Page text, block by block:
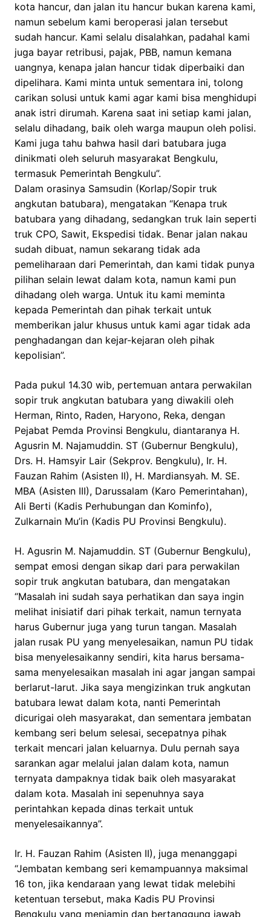
kota hancur, dan jalan itu hancur bukan karena kami,
namun sebelum kami beroperasi jalan tersebut
sudah hancur. Kami selalu disalahkan, padahal kami
juga bayar retribusi, pajak, PBB, namun kemana
uangnya, kenapa jalan hancur tidak diperbaiki dan
dipelihara. Kami minta untuk sementara ini, tolong
carikan solusi untuk kami agar kami bisa menghidupi
anak istri dirumah. Karena saat ini setiap kami jalan,
selalu dihadang, baik oleh warga maupun oleh polisi.
Kami juga tahu bahwa hasil dari batubara juga
dinikmati oleh seluruh masyarakat Bengkulu,
termasuk Pemerintah Bengkulu”.
Dalam orasinya Samsudin (Korlap/Sopir truk
angkutan batubara), mengatakan “Kenapa truk
batubara yang dihadang, sedangkan truk lain seperti
truk CPO, Sawit, Ekspedisi tidak. Benar jalan nakau
sudah dibuat, namun sekarang tidak ada
pemeliharaan dari Pemerintah, dan kami tidak punya
pilihan selain lewat dalam kota, namun kami pun
dihadang oleh warga. Untuk itu kami meminta
kepada Pemerintah dan pihak terkait untuk
memberikan jalur khusus untuk kami agar tidak ada
penghadangan dan kejar-kejaran oleh pihak
kepolisian”.
Pada pukul 14.30 wib, pertemuan antara perwakilan
sopir truk angkutan batubara yang diwakili oleh
Herman, Rinto, Raden, Haryono, Reka, dengan
Pejabat Pemda Provinsi Bengkulu, diantaranya H.
Agusrin M. Najamuddin. ST (Gubernur Bengkulu),
Drs. H. Hamsyir Lair (Sekprov. Bengkulu), Ir. H.
Fauzan Rahim (Asisten II), H. Mardiansyah. M. SE.
MBA (Asisten III), Darussalam (Karo Pemerintahan),
Ali Berti (Kadis Perhubungan dan Kominfo),
Zulkarnain Mu’in (Kadis PU Provinsi Bengkulu).
H. Agusrin M. Najamuddin. ST (Gubernur Bengkulu),
sempat emosi dengan sikap dari para perwakilan
sopir truk angkutan batubara, dan mengatakan
“Masalah ini sudah saya perhatikan dan saya ingin
melihat inisiatif dari pihak terkait, namun ternyata
harus Gubernur juga yang turun tangan. Masalah
jalan rusak PU yang menyelesaikan, namun PU tidak
bisa menyelesaikanny sendiri, kita harus bersama-
sama menyelesaikan masalah ini agar jangan sampai
berlarut-larut. Jika saya mengizinkan truk angkutan
batubara lewat dalam kota, nanti Pemerintah
dicurigai oleh masyarakat, dan sementara jembatan
kembang seri belum selesai, secepatnya pihak
terkait mencari jalan keluarnya. Dulu pernah saya
sarankan agar melalui jalan dalam kota, namun
ternyata dampaknya tidak baik oleh masyarakat
dalam kota. Masalah ini sepenuhnya saya
perintahkan kepada dinas terkait untuk
menyelesaikannya”.
Ir. H. Fauzan Rahim (Asisten II), juga menanggapi
“Jembatan kembang seri kemampuannya maksimal
16 ton, jika kendaraan yang lewat tidak melebihi
ketentuan tersebut, maka Kadis PU Provinsi
Bengkulu yang menjamin dan bertanggung jawab